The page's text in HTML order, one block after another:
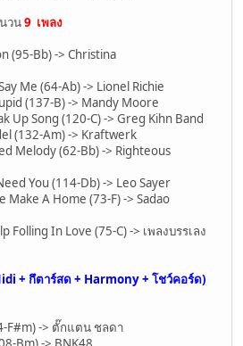
วน9 เพลง
(95-Bb) -> Christina
Me (64-Ab) -> Lionel Richie
(137-B) -> Mandy Moore
Up Song (120-C) -> Greg Kihn Band
(132-Am) -> Kraftwerk
Melody (62-Bb) -> Righteous
You (114-Db) -> Leo Sayer
Make A Home (73-F) -> Sadao
Folling In Love (75-C) -> เพลงบรรเลง
+ กึตาร์สด + Harmony + โชว์คอร์ด)
F#m) -> ตั๊กแตน ชลดา